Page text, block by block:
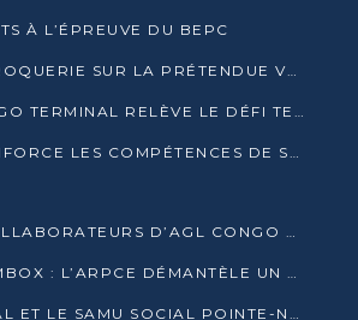
À L’ÉPREUVE DU BEPC
ALERTE À L’ESCROQUERIE SUR LA PRÉTENDUE VENTE DE PARCELLES AFAT
MÔLE EST : CONGO TERMINAL RELÈVE LE DÉFI TECHNIQUE DES SABLES BITUMINEUX
AGL CONGO RENFORCE LES COMPÉTENCES DE SES ÉQUIPES AVEC LA CERTIFICATION CACES® R483
D’AGL CONGO EN FORMATION JUSQU’EN JUILLET
FRAUDE À LA SIMBOX : L’ARPCE DÉMANTÈLE UN RÉSEAU UTILISANT DES CARTES SIM OUGANDAISES
CONGO TERMINAL ET LE SAMU SOCIAL POINTE-NOIRE RENOUVELLENT LEUR PARTENARIAT EN FAVEUR DES JEUNES VULNÉRABLES